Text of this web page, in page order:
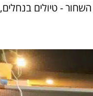
- טיולים בנחלים,